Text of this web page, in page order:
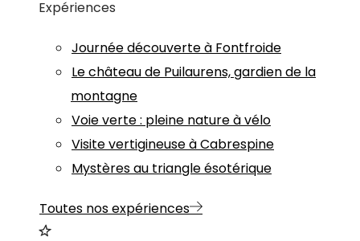
Expériences
Journée découverte à Fontfroide
Le château de Puilaurens, gardien de la
montagne
Voie verte : pleine nature à vélo
Visite vertigineuse à Cabrespine
Mystères au triangle ésotérique
Toutes nos expériences